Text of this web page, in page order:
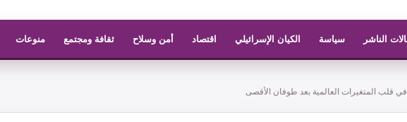
الناشر
الناشر سياسة الكيان الإسرائيلي اقتصاد أمن وسلاح ثقافة ومجتمع منوعات
في قلب المتغيرات العالمية بعد طوفان الأقصى